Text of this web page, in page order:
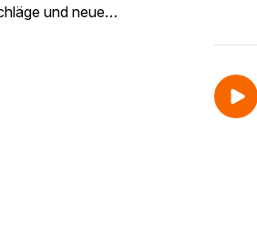
und neue
in die Welt der